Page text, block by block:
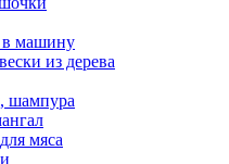
в машину
из дерева
шампура
мяса